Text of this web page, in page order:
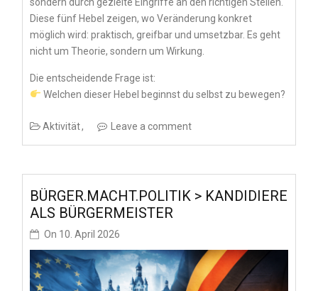
Diese fünf Hebel zeigen, wo Veränderung konkret
möglich wird: praktisch, greifbar und umsetzbar. Es geht
nicht um Theorie, sondern um Wirkung.
Die entscheidende Frage ist:
Welchen dieser Hebel beginnst du selbst zu bewegen?
Aktivität Leave a comment
BÜRGER.MACHT.POLITIK > KANDIDIERE
ALS BÜRGERMEISTER
On 10. April 2026